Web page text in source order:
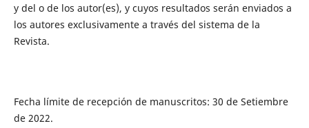
y del o de los autor(es), y cuyos resultados serán enviados a
los autores exclusivamente a través del sistema de la
Revista.
Fecha límite de recepción de manuscritos: 30 de Setiembre
de 2022.